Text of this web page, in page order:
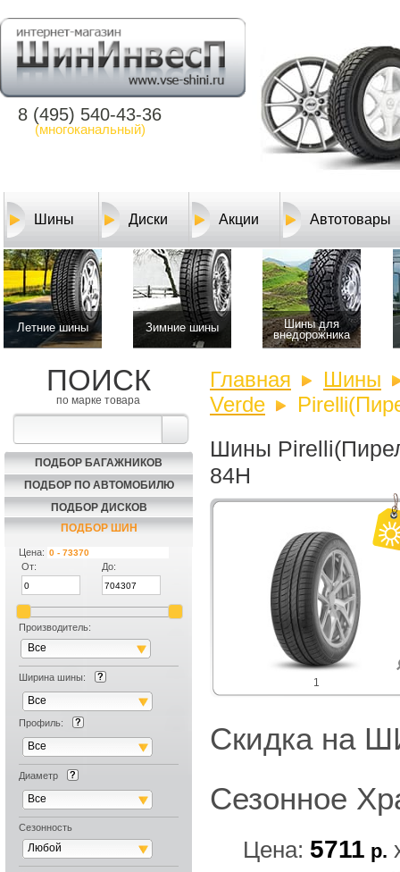
8 (495) 540-43-36
(многоканальный)
Шины Диски Акции Автотовары
Летние шины Зимние шины
Шины для
внедорожника
ПОИСК
по марке товара
ПОДБОР БАГАЖНИКОВ
ПОДБОР ПО АВТОМОБИЛЮ
ПОДБОР ДИСКОВ
ПОДБОР ШИН
Цена:
От:
До:
Производитель:
Все
Ширина шины:
Все
Профиль:
Все
Диаметр
Все
Сезонность
Любой
Главная
Шины
Verde
Шины
84H
1
Скидка на
Сезонное
Цена: 5711 р.